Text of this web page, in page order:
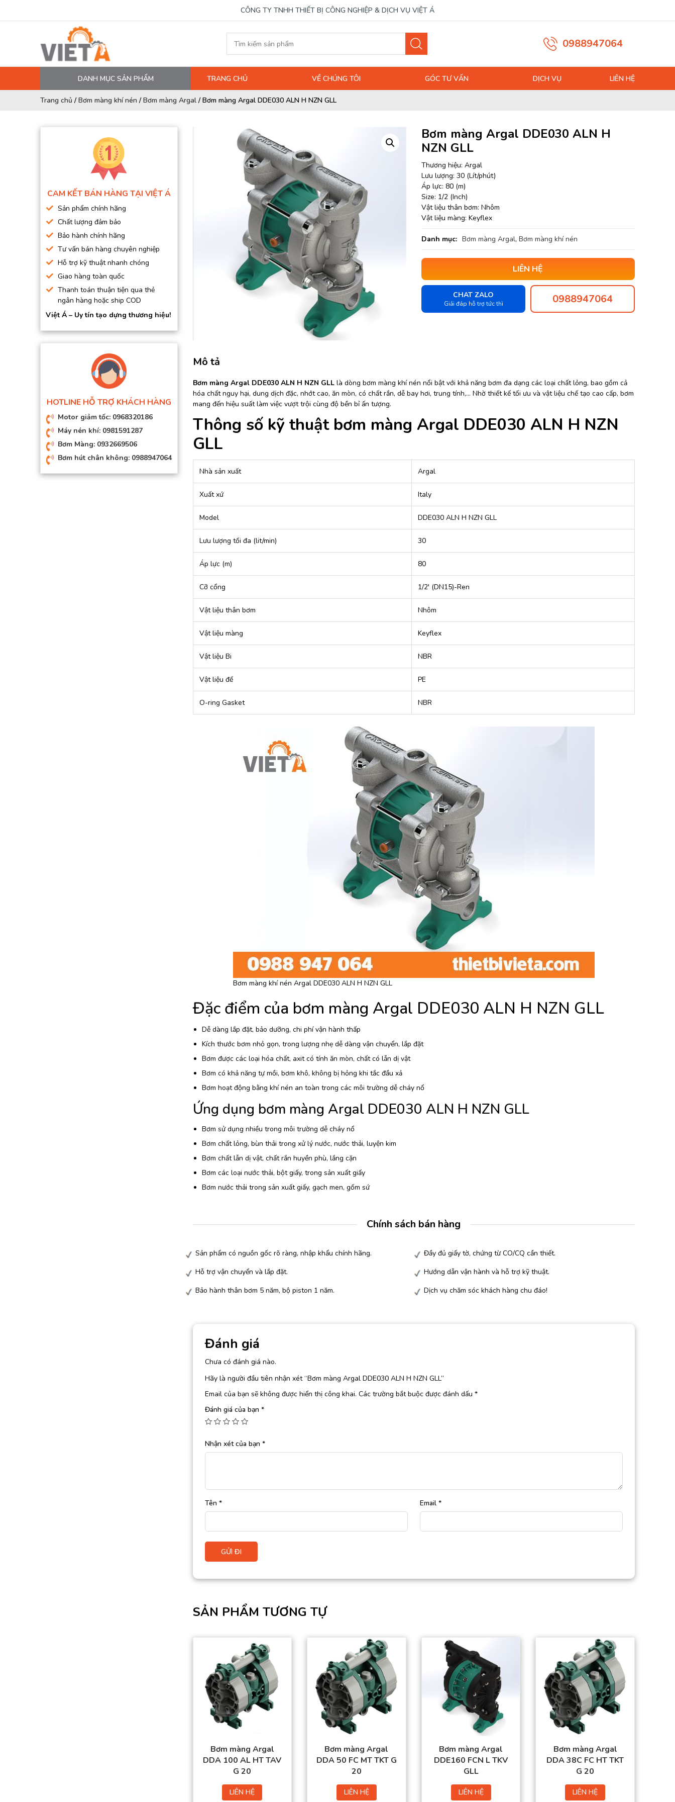
CÔNG TY TNHH THIẾT BỊ CÔNG NGHIỆP & DỊCH VỤ VIỆT Á
0988947064
DANH MỤC SẢN PHẨM
MÁY NÉN KHÍ
DẦU MÁY NÉN KHÍ
DÂY HƠI, ỐNG HƠI
BƠM MÀNG KHÍ NÉN
BƠM HÚT CHÂN KHÔNG
BƠM ĐỊNH LƯỢNG
MOTOR, HỘP GIẢM TỐC
MÁY TẠO KHÍ NITO
TRANG CHỦ VỀ CHÚNG TÔI GÓC TƯ VẤN DỊCH VỤ LIÊN HỆ
Trang chủ /Bơm màng khí nén /Bơm màng Argal /Bơm màng Argal DDE030 ALN H NZN GLL
CAM KẾT BÁN HÀNG TẠI VIỆT Á
Sản phẩm chính hãng
Chất lượng đảm bảo
Bảo hành chính hãng
Tư vấn bán hàng chuyên nghiệp
Hỗ trợ kỹ thuật nhanh chóng
Giao hàng toàn quốc
Thanh toán thuận tiện qua thẻ
ngân hàng hoặc ship COD
Việt Á – Uy tín tạo dựng thương hiệu!
HOTLINE HỖ TRỢ KHÁCH HÀNG
Motor giảm tốc: 0968320186
Máy nén khí: 0981591287
Bơm Màng: 0932669506
Bơm hút chân không: 0988947064
Bơm màng Argal DDE030 ALN H
NZN GLL
Thương hiệu: Argal
Lưu lượng: 30 (Lít/phút)
Áp lực: 80 (m)
Size: 1/2 (Inch)
Vật liệu thân bơm: Nhôm
Vật liệu màng: Keyflex
Danh mục: Bơm màng Argal, Bơm màng khí nén
LIÊN HỆ
CHAT ZALO
Giải đáp hỗ trợ tức thì 0988947064
Mô tả
Bơm màng Argal DDE030 ALN H NZN GLLlà dòng bơm màng khí nén nổi bật với khả năng bơm đa dạng các loại chất lỏng, bao gồm cả
hóa chất nguy hại, dung dịch đặc, nhớt cao, ăn mòn, có chất rắn, dễ bay hơi, trung tính,… Nhờ thiết kế tối ưu và vật liệu chế tạo cao cấp, bơm
mang đến hiệu suất làm việc vượt trội cùng độ bền bỉ ấn tượng.
Thông số kỹ thuật bơm màng Argal DDE030 ALN H NZN
GLL
Nhà sản xuất Argal
Xuất xứ Italy
Model DDE030 ALN H NZN GLL
Lưu lượng tối đa (lit/min) 30
Áp lực (m) 80
Cỡ cổng 1/2′ (DN15)-Ren
Vật liệu thân bơm Nhôm
Vật liệu màng Keyflex
Vật liệu Bi NBR
Vật liệu đế PE
O-ring Gasket NBR
Bơm màng khí nén Argal DDE030 ALN H NZN GLL
Đặc điểm của bơm màng Argal DDE030 ALN H NZN GLL
Dễ dàng lắp đặt, bảo dưỡng, chi phí vận hành thấp
Kích thước bơm nhỏ gọn, trong lượng nhẹ dễ dàng vận chuyển, lắp đặt
Bơm được các loại hóa chất, axit có tính ăn mòn, chất có lẫn dị vật
Bơm có khả năng tự mồi, bơm khô, không bị hỏng khi tắc đầu xả
Bơm hoạt động bằng khí nén an toàn trong các môi trường dễ cháy nổ
Ứng dụng bơm màng Argal DDE030 ALN H NZN GLL
Bơm sử dụng nhiều trong môi trường dễ cháy nổ
Bơm chất lỏng, bùn thải trong xử lý nước, nước thải, luyện kim
Bơm chất lẫn dị vật, chất rắn huyền phù, lắng cặn
Bơm các loại nước thải, bột giấy, trong sản xuất giấy
Bơm nước thải trong sản xuất giấy, gạch men, gốm sứ
Chính sách bán hàng
Sản phẩm có nguồn gốc rõ ràng, nhập khẩu chính hãng.
Đầy đủ giấy tờ, chứng từ CO/CQ cần thiết.
Hỗ trợ vận chuyển và lắp đặt.
Hướng dẫn vận hành và hỗ trợ kỹ thuật.
Bảo hành thân bơm 5 năm, bộ piston 1 năm.
Dịch vụ chăm sóc khách hàng chu đáo!
Đánh giá
Chưa có đánh giá nào.
Hãy là người đầu tiên nhận xét “Bơm màng Argal DDE030 ALN H NZN GLL”
Email của bạn sẽ không được hiển thị công khai. Các trường bắt buộc được đánh dấu *
Đánh giá của bạn *
Nhận xét của bạn *
Tên * Email *
SẢN PHẨM TƯƠNG TỰ
Bơm màng Argal
DDA 100 AL HT TAV
G 20
LIÊN HỆ
Bơm màng Argal
DDA 50 FC MT TKT G
20
LIÊN HỆ
Bơm màng Argal
DDE160 FCN L TKV
GLL
LIÊN HỆ
Bơm màng Argal
DDA 38C FC HT TKT
G 20
LIÊN HỆ